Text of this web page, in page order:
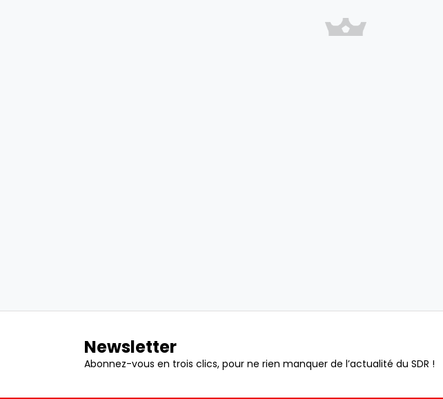
Newsletter
Abonnez-vous en trois clics, pour ne rien manquer de l’actualité du SDR !